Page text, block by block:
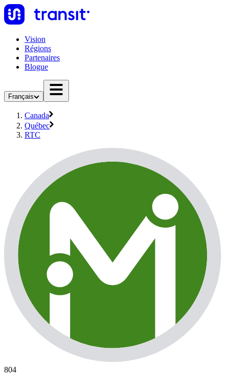
Vision
Régions
Partenaires
Blogue
Français
Canada
Québec
RTC
804